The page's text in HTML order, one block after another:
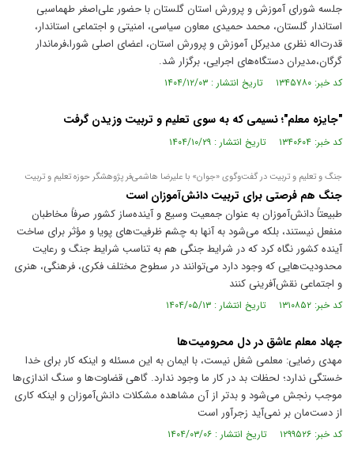
جلسه شورای آموزش و پرورش استان گلستان با حضور علی‌اصغر طهماسبی
استاندار گلستان، محمد حمیدی معاون سیاسی، امنیتی و اجتماعی استاندار،
قدرت‌اله نظری مدیرکل آموزش و پرورش استان، اعضای اصلی شورا،فرماندار
گرگان،مدیران دستگاه‌های اجرایی، برگزار شد.
کد خبر: ۱۳۴۵۷۸۰ تاریخ انتشار : ۱۴۰۴/۱۲/۰۳
"جایزه معلم"؛ نسیمی که به سوی تعلیم و تربیت وزیدن گرفت
کد خبر: ۱۳۴۰۶۰۴ تاریخ انتشار : ۱۴۰۴/۱۰/۲۹
جنگ و تعلیم و تربیت در گفت‌وگوی «جوان» با علیرضا هاشمی‌فر پژوهشگر حوزه تعلیم و تربیت
جنگ هم فرصتی برای تربیت دانش‌آموزان است
طبیعتاً دانش‌آموزان به عنوان جمعیت وسیع و آینده‌ساز کشور صرفاً مخاطبان
منفعل نیستند، بلکه می‌شود به آنها به چشم ظرفیت‌های پویا و مؤثر برای ساخت
آینده کشور نگاه کرد که در شرایط جنگی هم به تناسب شرایط جنگ و رعایت
محدودیت‌هایی که وجود دارد می‌توانند در سطوح مختلف فکری، فرهنگی، هنری
و اجتماعی نقش‌آفرینی کنند
کد خبر: ۱۳۱۰۸۵۲ تاریخ انتشار : ۱۴۰۴/۰۵/۱۳
جهاد معلم عاشق در دل محرومیت‌ها
مهدی رضایی: معلمی شغل نیست، با ایمان به این مسئله و اینکه کار برای خدا
خستگی ندارد؛ لحظات بد در کار ما وجود ندارد. گاهی قضاوت‌ها و سنگ اندازی‌ها
موجب رنجش می‌شود و بدتر از آن مشاهده مشکلات دانش‌آموزان و اینکه کاری
از دست‌مان بر نمی‌آید زجرآور است
کد خبر: ۱۲۹۹۵۲۶ تاریخ انتشار : ۱۴۰۴/۰۳/۰۶